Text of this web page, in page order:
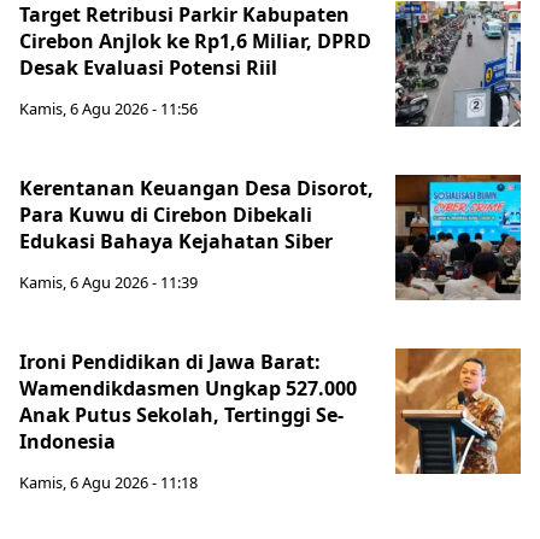
Target Retribusi Parkir Kabupaten
Cirebon Anjlok ke Rp1,6 Miliar, DPRD
Desak Evaluasi Potensi Riil
Kamis, 6 Agu 2026 - 11:56
Kerentanan Keuangan Desa Disorot,
Para Kuwu di Cirebon Dibekali
Edukasi Bahaya Kejahatan Siber
Kamis, 6 Agu 2026 - 11:39
Ironi Pendidikan di Jawa Barat:
Wamendikdasmen Ungkap 527.000
Anak Putus Sekolah, Tertinggi Se-
Indonesia
Kamis, 6 Agu 2026 - 11:18